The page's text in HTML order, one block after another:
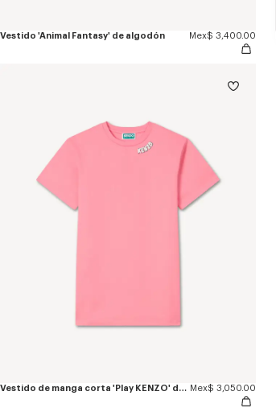
Vestido 'Animal Fantasy' de algodón Mex$ 3,400.00
Vestido de manga corta 'Play KENZO' de algodón Mex$ 3,050.00